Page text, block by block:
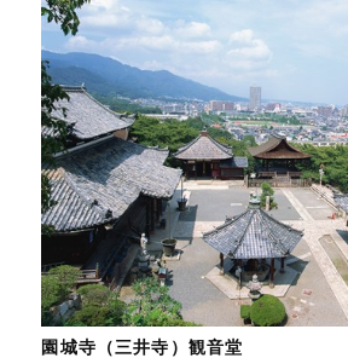
園城寺（三井寺）観音堂